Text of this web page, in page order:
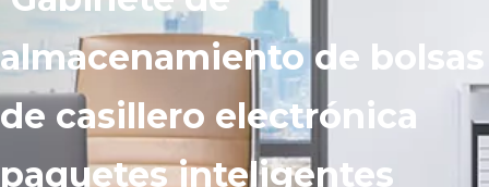
almacenamiento de bolsas
de casillero electrónica
paquetes inteligentes